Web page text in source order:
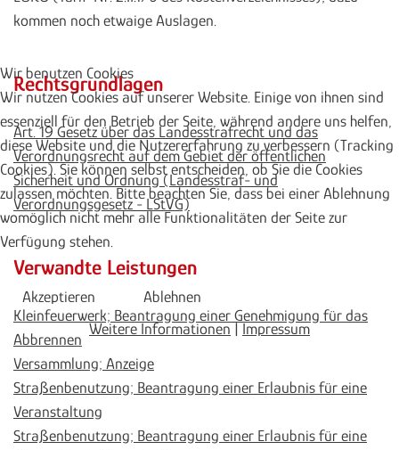
kommen noch etwaige Auslagen.
Rechtsgrundlagen
Art. 19 Gesetz über das Landesstrafrecht und das
Verordnungsrecht auf dem Gebiet der öffentlichen
Sicherheit und Ordnung (Landesstraf- und
Verordnungsgesetz - LStVG)
Verwandte Leistungen
Kleinfeuerwerk; Beantragung einer Genehmigung für das
Abbrennen
Versammlung; Anzeige
Straßenbenutzung; Beantragung einer Erlaubnis für eine
Veranstaltung
Straßenbenutzung; Beantragung einer Erlaubnis für eine
Wir benutzen Cookies
Wir nutzen Cookies auf unserer Website. Einige von ihnen sind
essenziell für den Betrieb der Seite, während andere uns helfen,
diese Website und die Nutzererfahrung zu verbessern (Tracking
Cookies). Sie können selbst entscheiden, ob Sie die Cookies
zulassen möchten. Bitte beachten Sie, dass bei einer Ablehnung
womöglich nicht mehr alle Funktionalitäten der Seite zur
Verfügung stehen.
Akzeptieren
Ablehnen
Weitere Informationen | Impressum